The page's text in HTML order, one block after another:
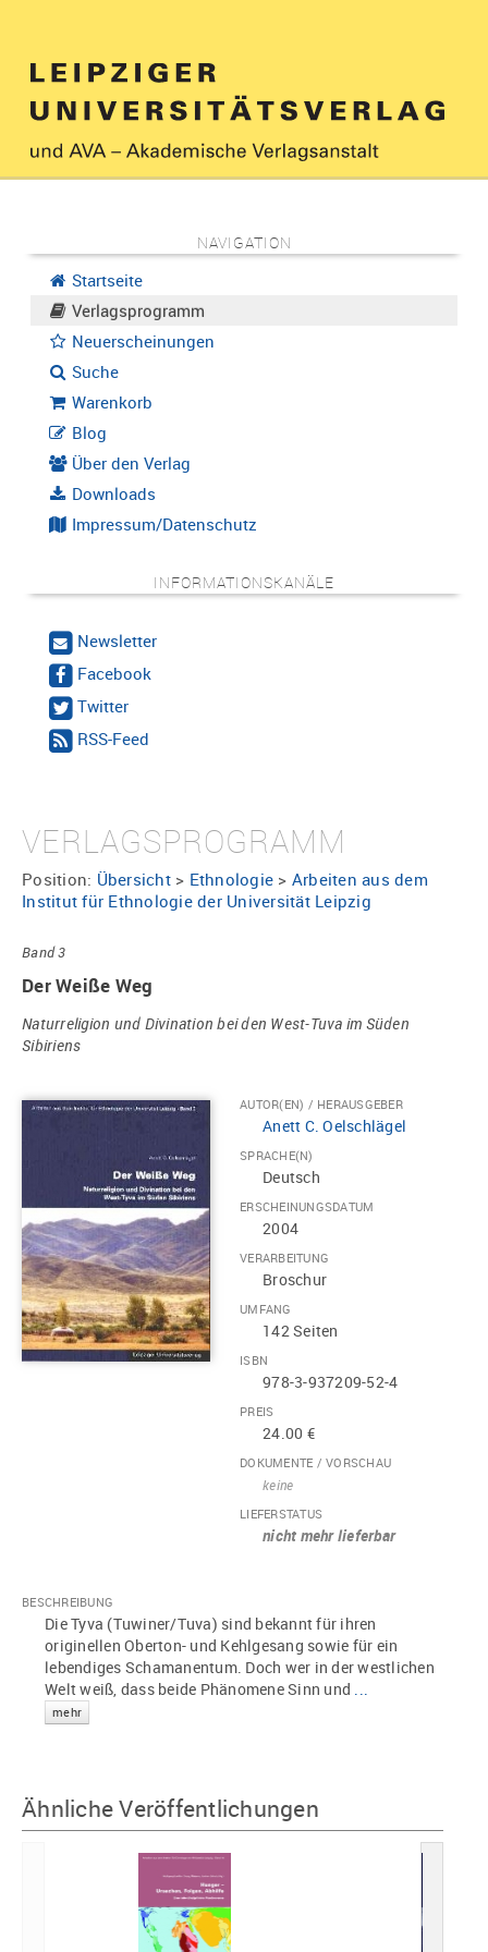
NAVIGATION
Startseite
Verlagsprogramm
Neuerscheinungen
Suche
Warenkorb
Blog
Über den Verlag
Downloads
Impressum/Datenschutz
INFORMATIONSKANÄLE
Newsletter
Facebook
Twitter
RSS-Feed
VERLAGSPROGRAMM
Position: Übersicht> Ethnologie > Arbeiten aus dem
Institut für Ethnologie der Universität Leipzig
Band 3
Der Weiße Weg
Naturreligion und Divination bei den West-Tuva im Süden
Sibiriens
AUTOR(EN) / HERAUSGEBER
Anett C. Oelschlägel
SPRACHE(N)
Deutsch
ERSCHEINUNGSDATUM
2004
VERARBEITUNG
Broschur
UMFANG
142 Seiten
ISBN
978-3-937209-52-4
PREIS
24.00 €
DOKUMENTE / VORSCHAU
keine
LIEFERSTATUS
nicht mehr lieferbar
BESCHREIBUNG
Die Tyva (Tuwiner/Tuva) sind bekannt für ihren
originellen Oberton- und Kehlgesang sowie für ein
lebendiges Schamanentum. Doch wer in der westlichen
Welt weiß, dass beide Phänomene Sinn und ...
mehr
Ähnliche Veröffentlichungen